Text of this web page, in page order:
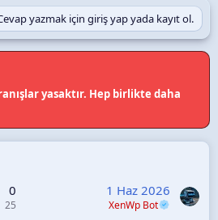
yazmak için giriş yap yada kayıt ol.
yasaktır. Hep birlikte daha
0
25
1 Haz 2026
XenWp Bot